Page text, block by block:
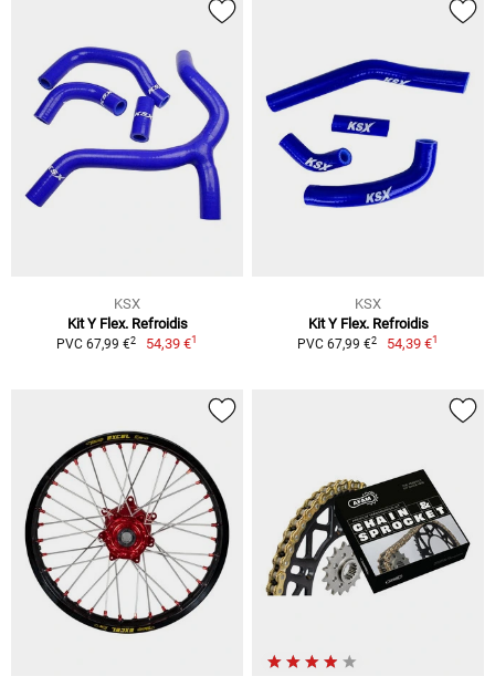
KSX
Kit Y Flex. Refroidis
PVC 67,99 €2 54,39 €1
KSX
Kit Y Flex. Refroidis
PVC 67,99 €2 54,39 €1